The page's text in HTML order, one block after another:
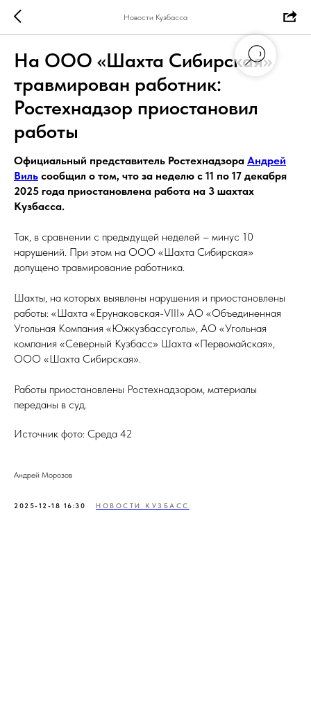
Новости Кузбасса
На ООО «Шахта Сибирская»
травмирован работник:
Ростехнадзор приостановил
работы
Официальный представитель Ростехнадзора Андрей
Виль сообщил о том, что за неделю с 11 по 17 декабря
2025 года приостановлена работа на 3 шахтах
Кузбасса.
Так, в сравнении с предыдущей неделей – минус 10
нарушений. При этом на ООО «Шахта Сибирская»
допущено травмирование работника.
Шахты, на которых выявлены нарушения и приостановлены
работы: «Шахта «Ерунаковская-VIII» АО «Объединенная
Угольная Компания «Южкузбассуголь», АО «Угольная
компания «Северный Кузбасс» Шахта «Первомайская»,
ООО «Шахта Сибирская».
Работы приостановлены Ростехнадзором, материалы
переданы в суд.
Источник фото: Среда 42
Андрей Морозов
2025-12-18 16:30 НОВОСТИ КУЗБАСС